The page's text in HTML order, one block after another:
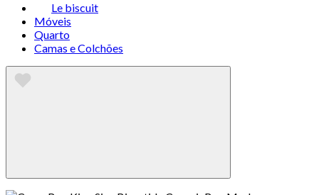
Le biscuit
Móveis
Quarto
Camas e Colchões